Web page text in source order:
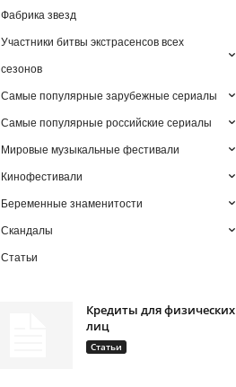
Фабрика звезд
Участники битвы экстрасенсов всех
сезонов
Самые популярные зарубежные сериалы
Самые популярные российские сериалы
Мировые музыкальные фестивали
Кинофестивали
Беременные знаменитости
Скандалы
Статьи
Кредиты для физических
лиц
Статьи